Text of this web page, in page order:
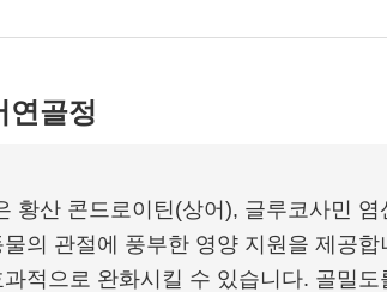
연골정
황산 콘드로이틴(상어), 글루코사민
의 관절에 풍부한 영양 지원을 제공
적으로 완화시킬 수 있습니다. 골밀도